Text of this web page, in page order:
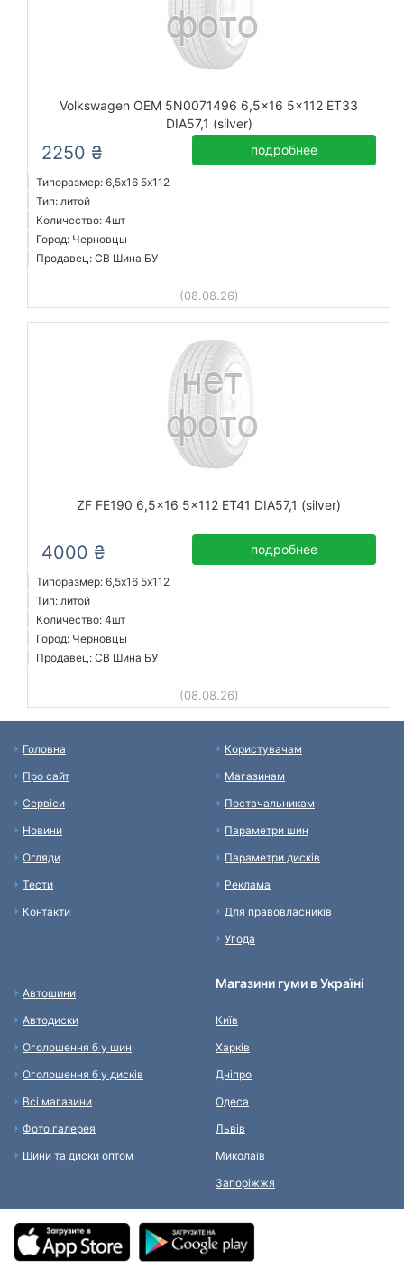
Volkswagen OEM 5N0071496 6,5x16 5x112 ET33
DIA57,1 (silver)
2250 ₴ подробнее
Типоразмер: 6,5x16 5х112
Тип: литой
Количество: 4шт
Город: Черновцы
Продавец: СВ Шина БУ
(08.08.26)
ZF FE190 6,5x16 5x112 ET41 DIA57,1 (silver)
4000 ₴ подробнее
Типоразмер: 6,5x16 5х112
Тип: литой
Количество: 4шт
Город: Черновцы
Продавец: СВ Шина БУ
(08.08.26)
Головна
Про сайт
Сервіси
Новини
Огляди
Тести
Контакти
Користувачам
Магазинам
Постачальникам
Параметри шин
Параметри дисків
Реклама
Для правовласників
Угода
Автошини
Автодиски
Оголошення б у шин
Оголошення б у дисків
Всі магазини
Фото галерея
Шини та диски оптом
Магазини гуми в Україні
Київ
Харків
Дніпро
Одеса
Львів
Миколаїв
Запоріжжя